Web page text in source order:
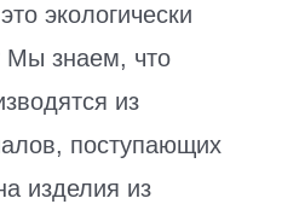
экологически
Мы знаем, что
из
поступающих
изделия из